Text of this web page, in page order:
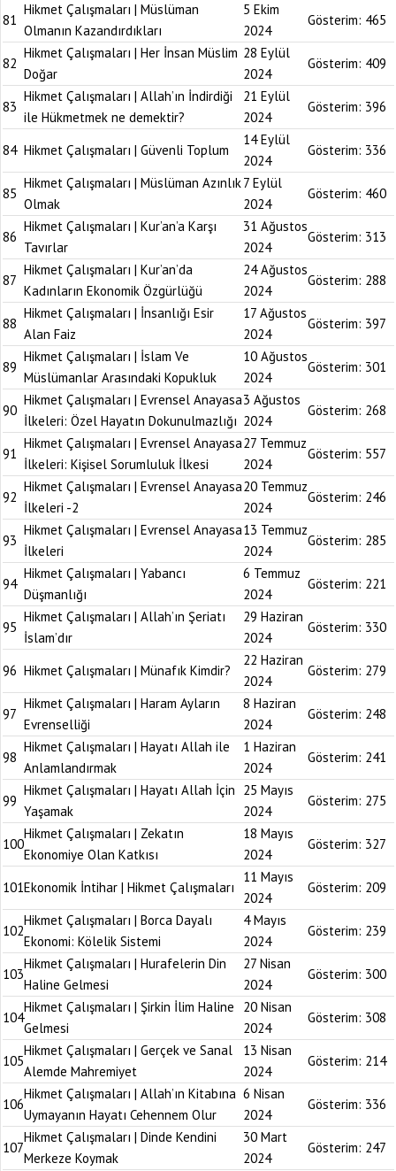
81
Hikmet Çalışmaları | Müslüman
Olmanın Kazandırdıkları
5 Ekim
2024
Gösterim: 465
82
Hikmet Çalışmaları | Her İnsan Müslim
Doğar
28 Eylül
2024
Gösterim: 409
83
Hikmet Çalışmaları | Allah’ın İndirdiği
ile Hükmetmek ne demektir?
21 Eylül
2024
Gösterim: 396
84 Hikmet Çalışmaları | Güvenli Toplum
14 Eylül
2024
Gösterim: 336
85
Hikmet Çalışmaları | Müslüman Azınlık
Olmak
7 Eylül
2024
Gösterim: 460
86
Hikmet Çalışmaları | Kur’an’a Karşı
Tavırlar
31 Ağustos
2024
Gösterim: 313
87
Hikmet Çalışmaları | Kur’an’da
Kadınların Ekonomik Özgürlüğü
24 Ağustos
2024
Gösterim: 288
88
Hikmet Çalışmaları | İnsanlığı Esir
Alan Faiz
17 Ağustos
2024
Gösterim: 397
89
Hikmet Çalışmaları | İslam Ve
Müslümanlar Arasındaki Kopukluk
10 Ağustos
2024
Gösterim: 301
90
Hikmet Çalışmaları | Evrensel Anayasa
İlkeleri: Özel Hayatın Dokunulmazlığı
3 Ağustos
2024
Gösterim: 268
91
Hikmet Çalışmaları | Evrensel Anayasa
İlkeleri: Kişisel Sorumluluk İlkesi
27 Temmuz
2024
Gösterim: 557
92
Hikmet Çalışmaları | Evrensel Anayasa
İlkeleri -2
20 Temmuz
2024
Gösterim: 246
93
Hikmet Çalışmaları | Evrensel Anayasa
İlkeleri
13 Temmuz
2024
Gösterim: 285
94
Hikmet Çalışmaları | Yabancı
Düşmanlığı
6 Temmuz
2024
Gösterim: 221
95
Hikmet Çalışmaları | Allah’ın Şeriatı
İslam’dır
29 Haziran
2024
Gösterim: 330
96 Hikmet Çalışmaları | Münafık Kimdir?
22 Haziran
2024
Gösterim: 279
97
Hikmet Çalışmaları | Haram Ayların
Evrenselliği
8 Haziran
2024
Gösterim: 248
98
Hikmet Çalışmaları | Hayatı Allah ile
Anlamlandırmak
1 Haziran
2024
Gösterim: 241
99
Hikmet Çalışmaları | Hayatı Allah İçin
Yaşamak
25 Mayıs
2024
Gösterim: 275
100
Hikmet Çalışmaları | Zekatın
Ekonomiye Olan Katkısı
18 Mayıs
2024
Gösterim: 327
101Ekonomik İntihar | Hikmet Çalışmaları
11 Mayıs
2024
Gösterim: 209
102
Hikmet Çalışmaları | Borca Dayalı
Ekonomi: Kölelik Sistemi
4 Mayıs
2024
Gösterim: 239
103
Hikmet Çalışmaları | Hurafelerin Din
Haline Gelmesi
27 Nisan
2024
Gösterim: 300
104
Hikmet Çalışmaları | Şirkin İlim Haline
Gelmesi
20 Nisan
2024
Gösterim: 308
105
Hikmet Çalışmaları | Gerçek ve Sanal
Alemde Mahremiyet
13 Nisan
2024
Gösterim: 214
106
Hikmet Çalışmaları | Allah’ın Kitabına
Uymayanın Hayatı Cehennem Olur
6 Nisan
2024
Gösterim: 336
107
Hikmet Çalışmaları | Dinde Kendini
Merkeze Koymak
30 Mart
2024
Gösterim: 247